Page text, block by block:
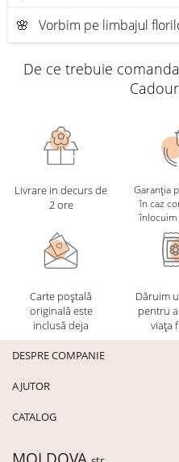
🌸 Vorbim pe limbajul
De ce trebuie
Livrare in decurs de
2 ore
Garanția
în caz
Carte poștală
originală este
inclusă deja
Dăruim
pentru
viața
DESPRE COMPANIE
AJUTOR
CATALOG